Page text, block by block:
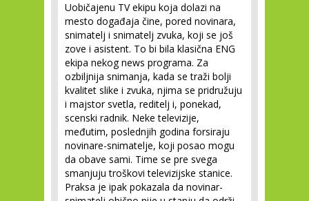
Uobičajenu TV ekipu koja dolazi na
mesto događaja čine, pored novinara,
snimatelj i snimatelj zvuka, koji se još
zove i asistent. To bi bila klasična ENG
ekipa nekog news programa. Za
ozbiljnija snimanja, kada se traži bolji
kvalitet slike i zvuka, njima se pridružuju
i majstor svetla, reditelj i, ponekad,
scenski radnik. Neke televizije,
međutim, poslednjih godina forsiraju
novinare-snimatelje, koji posao mogu
da obave sami. Time se pre svega
smanjuju troškovi televizijske stanice.
Praksa je ipak pokazala da novinar-